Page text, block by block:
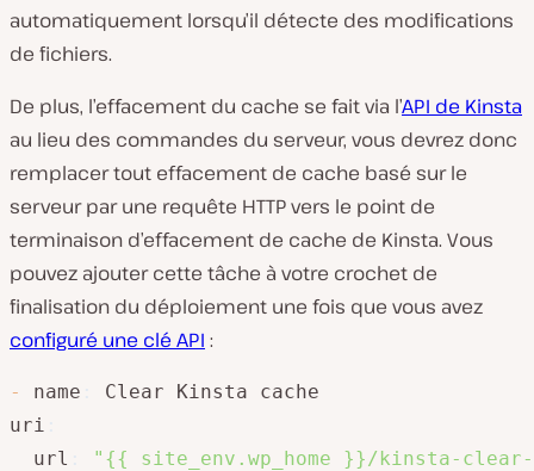
automatiquement lorsqu’il détecte des modifications
de fichiers.
De plus, l’effacement du cache se fait via l’API de Kinsta
au lieu des commandes du serveur, vous devrez donc
remplacer tout effacement de cache basé sur le
serveur par une requête HTTP vers le point de
terminaison d’effacement de cache de Kinsta. Vous
pouvez ajouter cette tâche à votre crochet de
finalisation du déploiement une fois que vous avez
configuré une clé API :
- name
Clear Kinsta cache
uri
  url
"{{ site_env.wp_home }}/kinsta-